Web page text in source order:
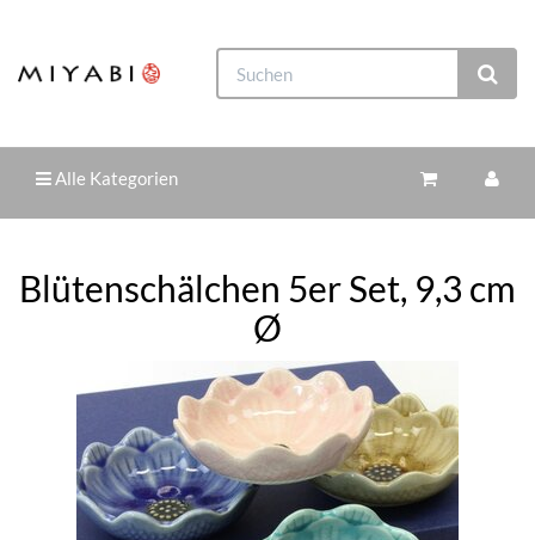
Alle Kategorien
Blütenschälchen 5er Set, 9,3 cm
Ø